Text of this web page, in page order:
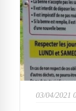
03/04/2021